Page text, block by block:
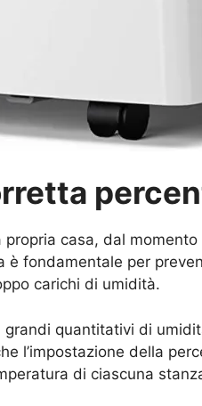
propria casa, dal
fondamentale per
carichi di umidità.
quantitativi di
l’impostazione della
di ciascuna